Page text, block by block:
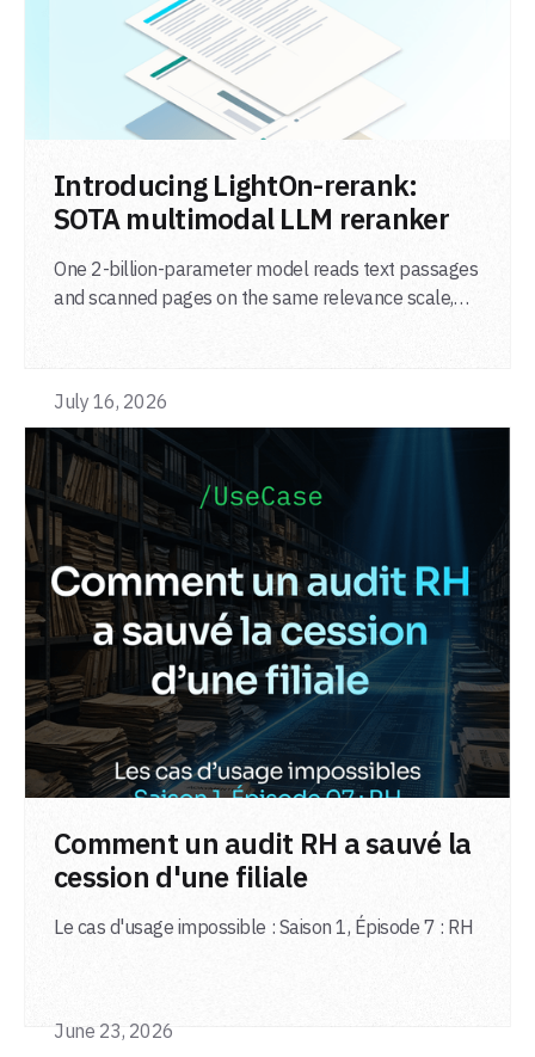
Introducing LightOn-rerank:
SOTA multimodal LLM reranker
One 2-billion-parameter model reads text passages
and scanned pages on the same relevance scale,
July 16, 2026
Comment un audit RH a sauvé la
cession d'une filiale
Le cas d'usage impossible : Saison 1, Épisode 7 : RH
June 23, 2026